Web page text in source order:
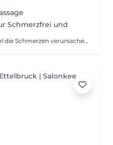
Schmerzfrei und
Eingewachsene Nägel, Rollnägel die Schmerzen verursachen werden korrigiert . Nicht nur optisch sondern Schmerzfrei Damit erhalten sie gesunde schöne Nägel !